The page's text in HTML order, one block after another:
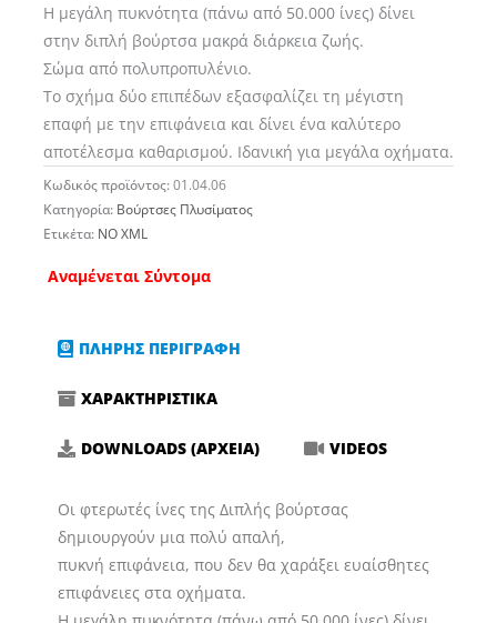
Η μεγάλη πυκνότητα (πάνω από 50.000 ίνες) δίνει
στην διπλή βούρτσα μακρά διάρκεια ζωής.
Σώμα από πολυπροπυλένιο.
Το σχήμα δύο επιπέδων εξασφαλίζει τη μέγιστη
επαφή με την επιφάνεια και δίνει ένα καλύτερο
αποτέλεσμα καθαρισμού. Ιδανική για μεγάλα οχήματα.
Κωδικός προϊόντος:01.04.06
Κατηγορία: Βούρτσες Πλυσίματος
Ετικέτα: NO XML
Αναμένεται Σύντομα
ΠΛΗΡΗΣ ΠΕΡΙΓΡΑΦΗ
ΧΑΡΑΚΤΗΡΙΣΤΙΚΑ
DOWNLOADS (ΑΡΧΕΙΑ) VIDEOS
Οι φτερωτές ίνες της Διπλής βούρτσας
δημιουργούν μια πολύ απαλή,
πυκνή επιφάνεια, που δεν θα χαράξει ευαίσθητες
επιφάνειες στα οχήματα.